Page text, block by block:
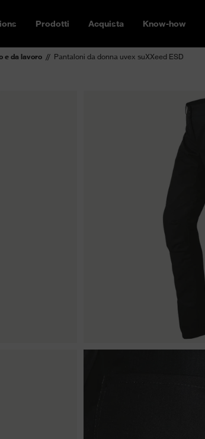
Prodotti Acquista Know-how
e da lavoro Pantaloni da donna uvex suXXeed ESD